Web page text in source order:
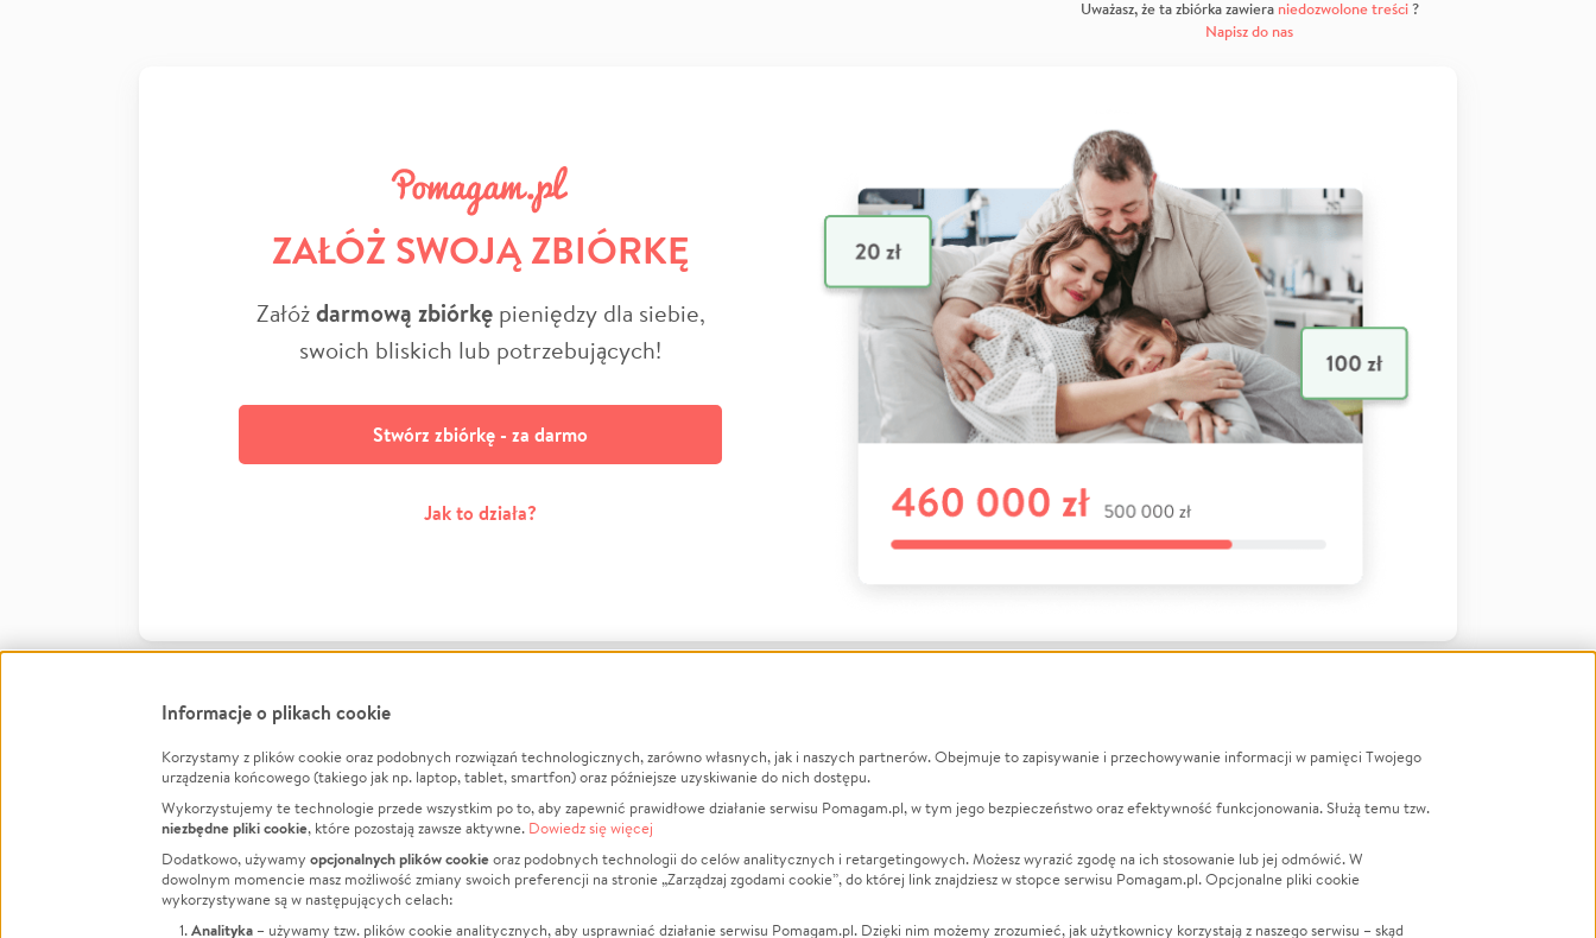
Uważasz, że ta zbiórka zawiera niedozwolone treści?
Napisz do nas
ZAŁÓŻ SWOJĄ ZBIÓRKĘ
Załóżdarmową zbiórkępieniędzy dla siebie,
swoich bliskich lub potrzebujących!
Stwórz zbiórkę - za darmo
Jak to działa?
FacebookTwitter Instagram
LinkedInTikTok Youtube
Informacje
Jak to działa?
Regulamin
Polityka Prywatności
O nas
Opinie
Raporty
Za darmo
Zbieraj na
Leczenie
Zwierzęta
Pożar
LGBTQ+
Powódź
Wichura
Informacje o plikach cookie
Korzystamy z plików cookie oraz podobnych rozwiązań technologicznych, zarówno własnych, jak i naszych partnerów. Obejmuje to zapisywanie i przechowywanie informacji w pamięci Twojego
urządzenia końcowego (takiego jak np. laptop, tablet, smartfon) oraz późniejsze uzyskiwanie do nich dostępu.
Wykorzystujemy te technologie przede wszystkim po to, aby zapewnić prawidłowe działanie serwisu Pomagam.pl, w tym jego bezpieczeństwo oraz efektywność funkcjonowania. Służą temu tzw.
niezbędne pliki cookie, które pozostają zawsze aktywne. Dowiedz się więcej
Dodatkowo, używamy opcjonalnych plików cookieoraz podobnych technologii do celów analitycznych i retargetingowych. Możesz wyrazić zgodę na ich stosowanie lub jej odmówić. W
dowolnym momencie masz możliwość zmiany swoich preferencji na stronie „Zarządzaj zgodami cookie”, do której link znajdziesz w stopce serwisu Pomagam.pl. Opcjonalne pliki cookie
wykorzystywane są w następujących celach:
Analityka – używamy tzw. plików cookie analitycznych, aby usprawniać działanie serwisu Pomagam.pl. Dzięki nim możemy zrozumieć, jak użytkownicy korzystają z naszego serwisu – skąd